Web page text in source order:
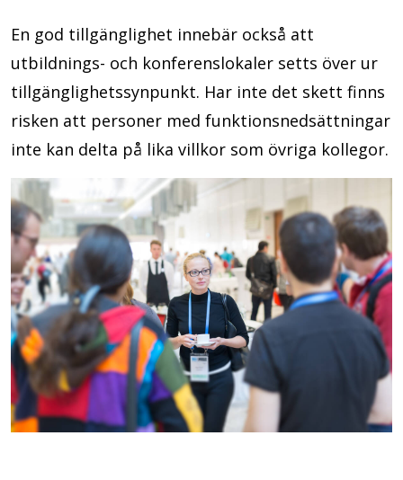
En god tillgänglighet innebär också att
utbildnings- och konferenslokaler setts över ur
tillgänglighetssynpunkt. Har inte det skett finns
risken att personer med funktionsnedsättningar
inte kan delta på lika villkor som övriga kollegor.